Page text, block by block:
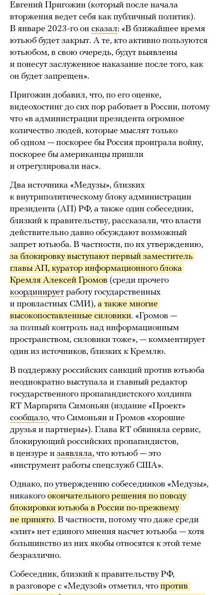
Евгений Пригожин (который после начала
вторжения ведет себя как публичный политик).
В январе 2023-го он сказал: «В ближайшее время
ютьюб будет закрыт. А те, кто активно пользуются
ютьюбом, в свою очередь, будут выявлены
и понесут заслуженное наказание после того, как
он будет запрещен».
Пригожин добавил, что, по его оценке,
видеохостинг до сих пор работает в России, потому
что «в администрации президента огромное
количество людей, которые мыслят только
об одном — поскорее бы Россия проиграла войну,
поскорее бы американцы пришли
и отрегулировали нас».
Два источника «Медузы», близких
к внутриполитическому блоку администрации
президента (АП) РФ, а также один собеседник,
близкий к правительству, рассказали, что власти
действительно давно обсуждают возможный
запрет ютьюба. В частности, по их утверждению,
за блокировку выступают первый заместитель
Кремля Алексей Громов (среди прочего
координирует работу государственных
и провластных СМИ), а также многие
высокопоставленные силовики. «Громов —
за полный контроль над информационным
пространством, силовики тоже», — комментирует
один из источников, близких к Кремлю.
В поддержку российских санкций против ютьюба
неоднократно выступала и главный редактор
государственного пропагандистского холдинга
RT Маргарита Симоньян (издание «Проект»
сообщало, что Симоньян и Громов «хорошие
друзья и партнеры»). Глава RT обвиняла сервис,
блокирующий российских пропагандистов,
в цензуре и заявляла, что ютьюб — это
«инструмент работы спецслужб США».
Однако, по утверждению собеседников «Медузы»,
никакого окончательного решения по поводу
блокировки ютьюба в России по-прежнему
не принято. В частности, потому что даже среди
«элит» нет единого мнения насчет ютьюба — хотя
большинство из них якобы относятся к этой теме
безразлично.
Собеседник, близкий к правительству РФ,
в разговоре с «Медузой» отметил, что против